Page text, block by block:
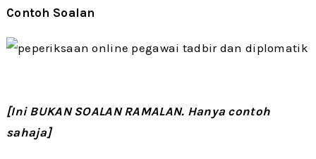
Contoh Soalan
[Ini BUKAN SOALAN RAMALAN. Hanya contoh
sahaja]